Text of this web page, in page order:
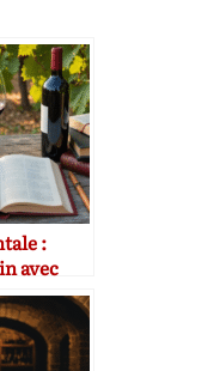
:
avec
peut-il
?